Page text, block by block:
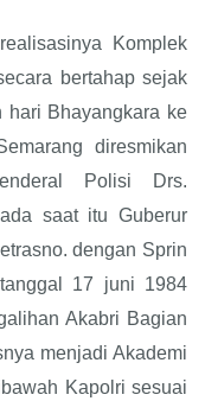
Komplek
bertahap sejak
hari Bhayangkara ke
diresmikan
Polisi Drs.
saat itu Guberur
dengan Sprin
17 juni 1984
Akabri Bagian
menjadi Akademi
Kapolri sesuai